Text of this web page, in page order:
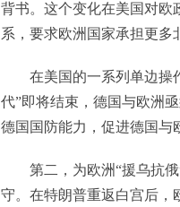
背书。这个变化在美国对欧
系，要求欧洲国家承担更多
在美国的一系列单边操
代”即将结束，德国与欧洲
德国国防能力，促进德国与
第二，为欧洲“援乌抗
守。在特朗普重返白宫后，